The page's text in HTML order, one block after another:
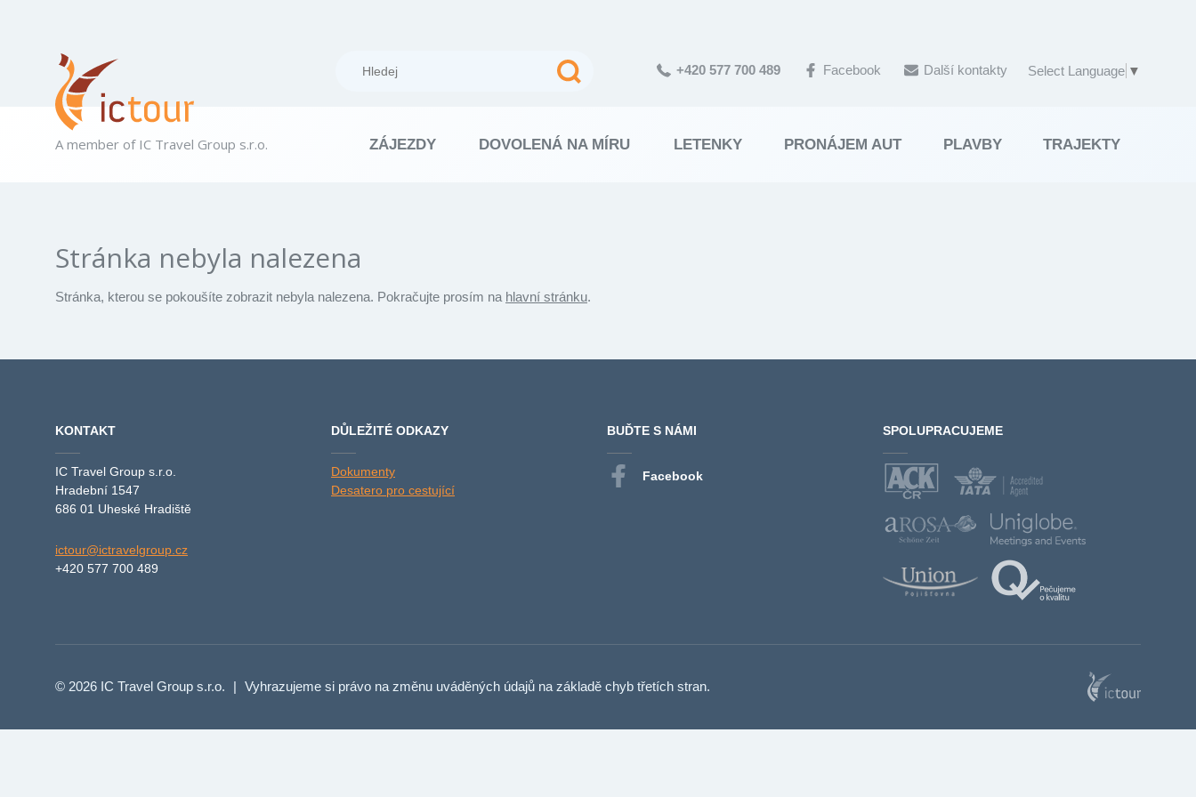
A member of IC Travel Group s.r.o. ZÁJEZDY DOVOLENÁ NA MÍRU LETENKY PRONÁJEM AUT PLAVBY TRAJEKTY
+420 577 700 489 Facebook Další kontakty Select Language ▼
Stránka nebyla nalezena
Stránka, kterou se pokoušíte zobrazit nebyla nalezena. Pokračujte prosím na hlavní stránku.
KONTAKT
IC Travel Group s.r.o.
Hradební 1547
686 01 Uheské Hradiště
ictour@ictravelgroup.cz
+420 577 700 489
DŮLEŽITÉ ODKAZY
Dokumenty
Desatero pro cestující
BUĎTE S NÁMI
Facebook
SPOLUPRACUJEME
© 2026 IC Travel Group s.r.o. | Vyhrazujeme si právo na změnu uváděných údajů na základě chyb třetích stran.